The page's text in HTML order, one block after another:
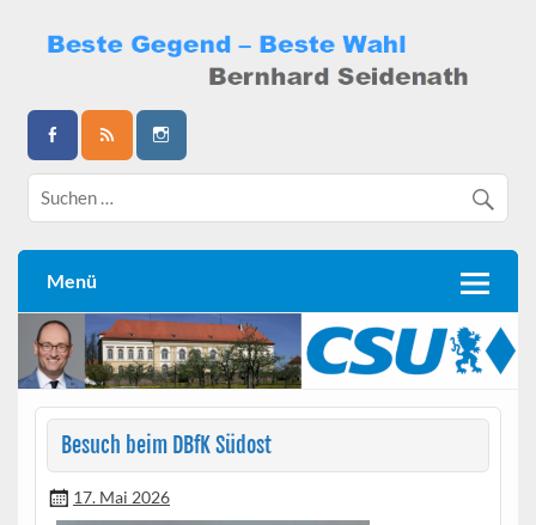
content
Bernhard Seidenath
Menü
Besuch beim DBfK Südost
17. Mai 2026